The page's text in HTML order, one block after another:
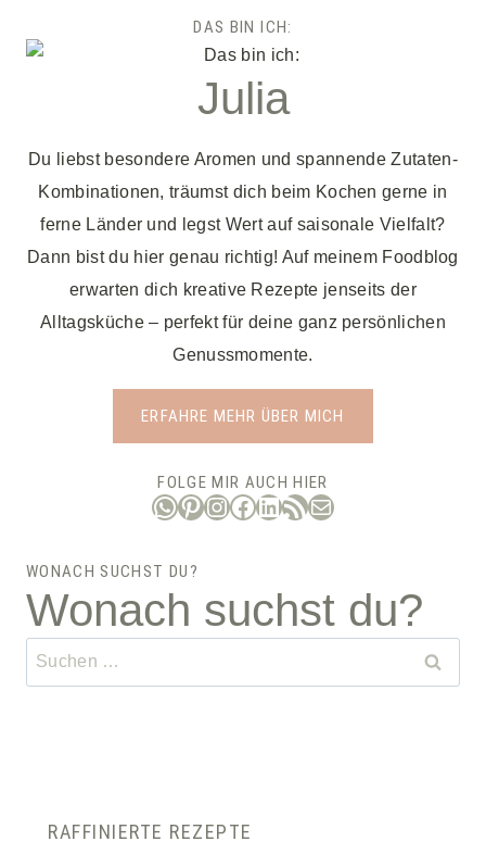
DAS BIN ICH:
Julia
Du liebst besondere Aromen und spannende Zutaten-
Kombinationen, träumst dich beim Kochen gerne in
ferne Länder und legst Wert auf saisonale Vielfalt?
Dann bist du hier genau richtig! Auf meinem Foodblog
erwarten dich kreative Rezepte jenseits der
Alltagsküche – perfekt für deine ganz persönlichen
Genussmomente.
ERFAHRE MEHR ÜBER MICH
FOLGE MIR AUCH HIER
WhatsApp
Pinterest
Instagram
Facebook
LinkedIn
RSS-Feed
E-Mail
WONACH SUCHST DU?
Wonach suchst du?
Suchen
nach:
RAFFINIERTE REZEPTE